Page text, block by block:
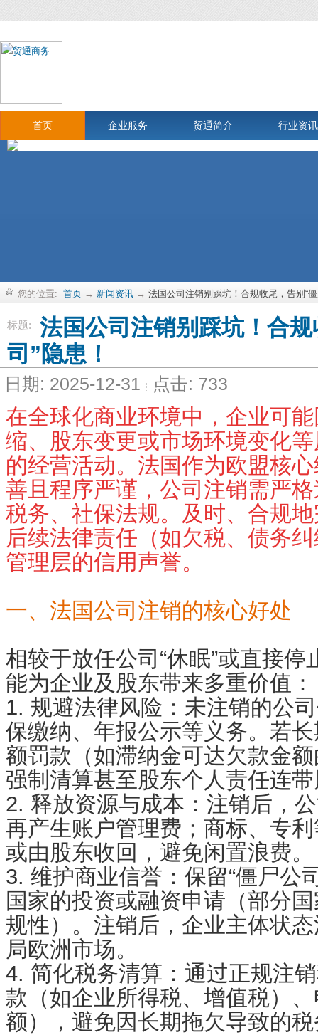
首页 企业服务 贸通简介 行业资讯
您的位置: 首页 → 新闻资讯 → 法国公司注销别踩坑！合规收尾，告别“
标题:
法国公司注销别踩坑！合
司”隐患！
日期: 2025-12-31 点击: 733
在全球化商业环境中，企业可
缩、股东变更或市场环境变化
的经营活动。法国作为欧盟核
善且程序严谨，公司注销需严
税务、社保法规。及时、合规
后续法律责任（如欠税、债务
管理层的信用声誉。
一、 法国公司注销的核心好处
相较于放任公司“休眠”或直接
能为企业及股东带来多重价值
1. 规避法律风险：未注销的公
保缴纳、年报公示等义务。若
额罚款（如滞纳金可达欠款金
强制清算甚至股东个人责任连
2. 释放资源与成本：注销后，
再产生账户管理费；商标、专
或由股东收回，避免闲置浪费
3. 维护商业信誉：保留“僵尸公
国家的投资或融资申请（部分
规性）。注销后，企业主体状
局欧洲市场。
4. 简化税务清算：通过正规注
款（如企业所得税、增值税）
额），避免因长期拖欠导致的